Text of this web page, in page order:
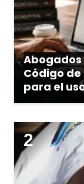
Código
para el